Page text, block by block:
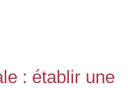
: établir une